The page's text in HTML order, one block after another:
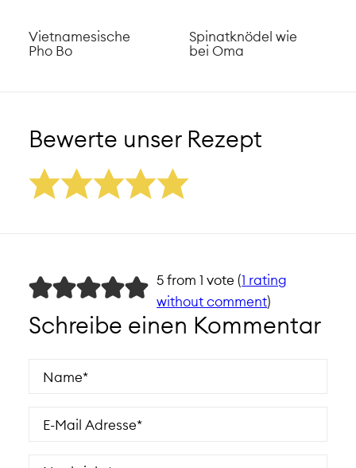
Vietnamesische
Pho Bo
Spinatknödel wie
bei Oma
Bewerte unser Rezept
5 from 1 vote (1 rating
without comment)
Schreibe einen Kommentar